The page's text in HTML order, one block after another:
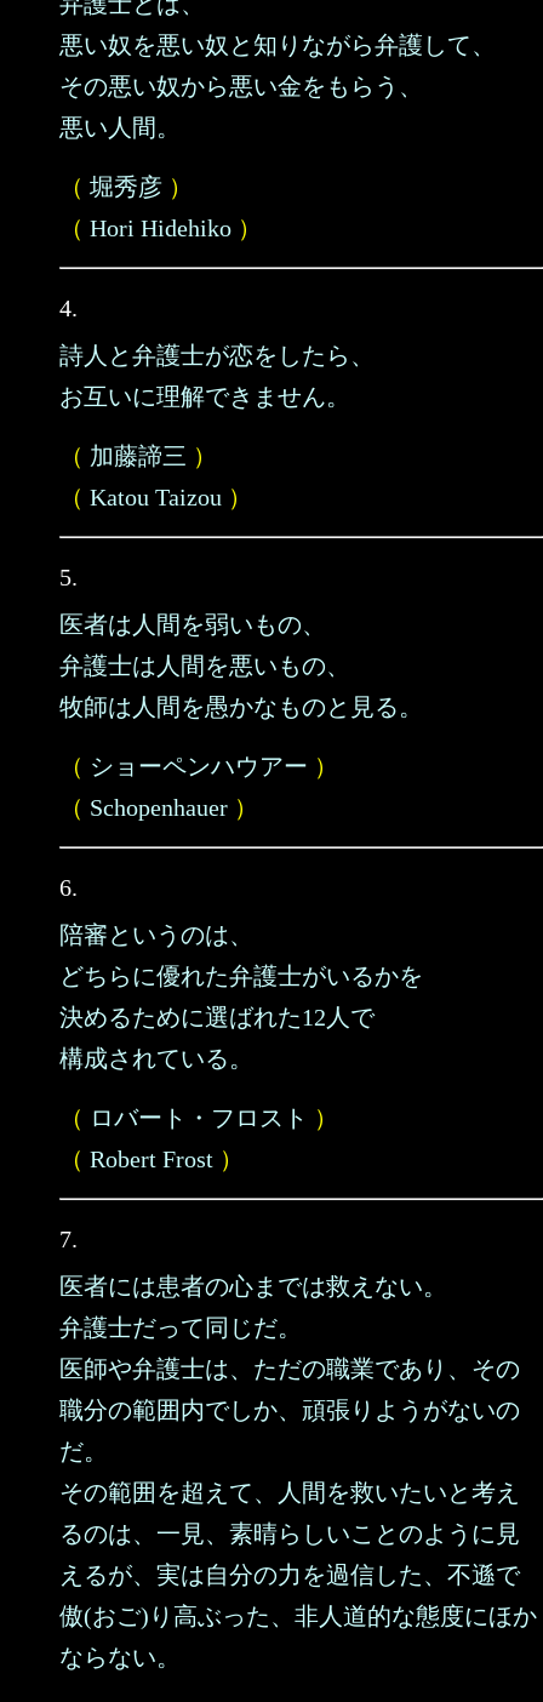
悪い奴を悪い奴と知りながら弁護して、
その悪い奴から悪い金をもらう、
悪い人間。
（ 堀秀彦 ）
（ Hori Hidehiko ）
4.
詩人と弁護士が恋をしたら、
お互いに理解できません。
（ 加藤諦三 ）
（ Katou Taizou ）
5.
医者は人間を弱いもの、
弁護士は人間を悪いもの、
牧師は人間を愚かなものと見る。
（ ショーペンハウアー ）
（ Schopenhauer ）
6.
陪審というのは、
どちらに優れた弁護士がいるかを
決めるために選ばれた12人で
構成されている。
（ ロバート・フロスト ）
（ Robert Frost ）
7.
医者には患者の心までは救えない。
弁護士だって同じだ。
医師や弁護士は、ただの職業であり、その
職分の範囲内でしか、頑張りようがないの
だ。
その範囲を超えて、人間を救いたいと考え
るのは、一見、素晴らしいことのように見
えるが、実は自分の力を過信した、不遜で
傲(おご)り高ぶった、非人道的な態度にほか
ならない。